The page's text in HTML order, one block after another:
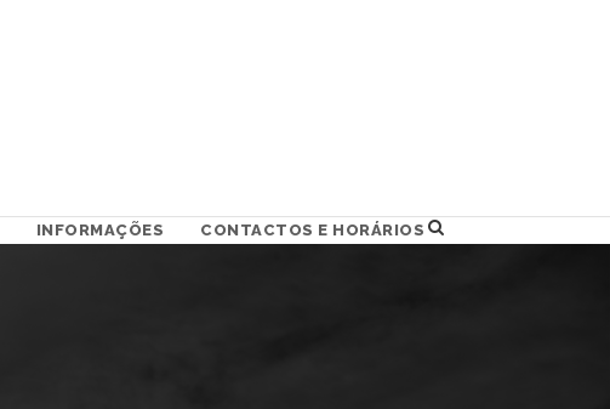
INFORMAÇÕES CONTACTOS E HORÁRIOS